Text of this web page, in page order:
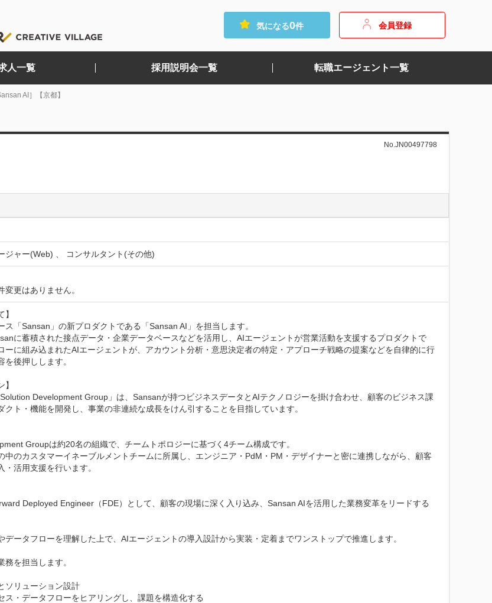
気になる0件 会員登録
人一覧 採用説明会一覧 転職エージェント一覧
AI］【京都】
No.JN00497798
ジャー(Web) 、 コンサルタント(その他)
更はありません。
】
ス「Sansan」の新プロダクトである「Sansan AI」を担当します。
に蓄積された接点データ・企業データベースなどを活用し、AIエージェントが営業活動を支援するプロダクトで
ーに組み込まれたAIエージェントが、アカウント分析・意思決定者の特定・アプローチ戦略の提案などを自律的に行
を後押しします。
】
Development Group」は、Sansanが持つビジネスデータとAIテクノロジーを掛け合わせ、顧客のビジネス課
クト・機能を開発し、事業の非連続な成長をけん引することを目指しています。
Groupは約20名の組織で、チームトポロジーに基づく4チーム構成です。
中のカスタマーイネーブルメントチームに所属し、エンジニア・PdM・PM・デザイナーと密に連携しながら、顧客
・活用支援を行います。
Deployed Engineer（FDE）として、顧客の現場に深く入り込み、Sansan AIを活用した業務変革をリードする
データフローを理解した上で、AIエージェントの導入設計から実装・定着までワンストップで推進します。
を担当します。
ソリューション設計
ス・データフローをヒアリングし、課題を構造化する